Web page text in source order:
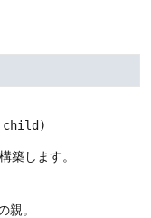
child)
築します。
親。